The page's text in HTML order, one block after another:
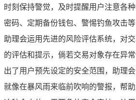
时刻保持警觉，及时提醒用户注意各
密码、定期备份钱包、警惕钓鱼攻击
助理会运用先进的风险评估系统，对
的评估和提示，倘若交易对象存在异
出了用户预先设定的安全范围，助理
就像在暴风雨来临前吹响的警报，帮助